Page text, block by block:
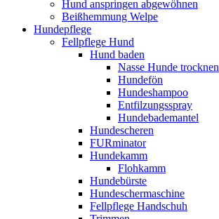
Hund anspringen abgewöhnen
Beißhemmung Welpe
Hundepflege
Fellpflege Hund
Hund baden
Nasse Hunde trocknen
Hundefön
Hundeshampoo
Entfilzungsspray
Hundebademantel
Hundescheren
FURminator
Hundekamm
Flohkamm
Hundebürste
Hundeschermaschine
Fellpflege Handschuh